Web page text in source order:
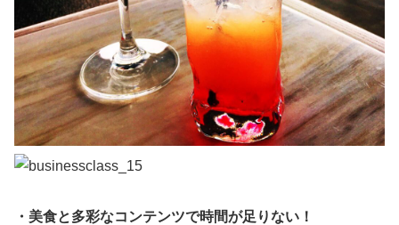
・美食と多彩なコンテンツで時間が足りない！